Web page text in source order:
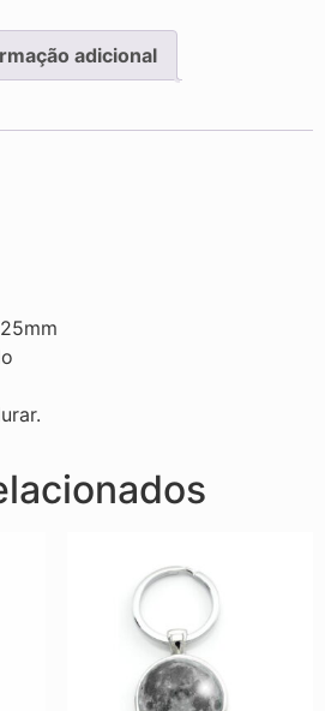
adicional